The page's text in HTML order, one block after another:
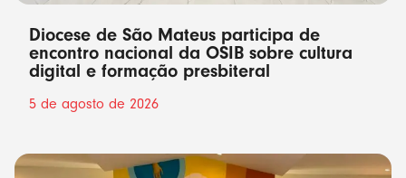
Diocese de São Mateus participa de
encontro nacional da OSIB sobre cultura
digital e formação presbiteral
5 de agosto de 2026